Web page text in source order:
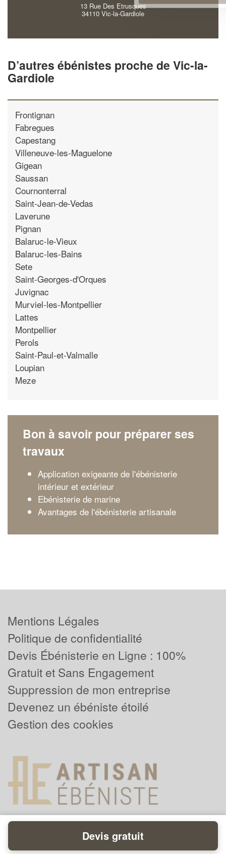
13 Rue Des Etrusques
34110 Vic-la-Gardiole
D’autres ébénistes proche de Vic-la-
Gardiole
Frontignan
Fabregues
Capestang
Villeneuve-les-Maguelone
Gigean
Saussan
Cournonterral
Saint-Jean-de-Vedas
Laverune
Pignan
Balaruc-le-Vieux
Balaruc-les-Bains
Sete
Saint-Georges-d'Orques
Juvignac
Murviel-les-Montpellier
Lattes
Montpellier
Perols
Saint-Paul-et-Valmalle
Loupian
Meze
Bon à savoir pour préparer ses
travaux
Application exigeante de l'ébénisterie
intérieur et extérieur
Ebénisterie de marine
Avantages de l'ébénisterie artisanale
Mentions Légales
Politique de confidentialité
Devis Ébénisterie en Ligne : 100%
Gratuit et Sans Engagement
Suppression de mon entreprise
Devenez un ébéniste étoilé
Gestion des cookies
Powered byPlus que pro
Devis gratuit